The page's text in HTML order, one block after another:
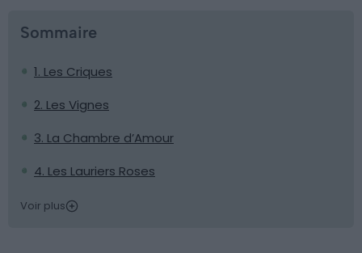
Sommaire
1. Les Criques
2. Les Vignes
3. La Chambre d’Amour
4. Les Lauriers Roses
Voir plus